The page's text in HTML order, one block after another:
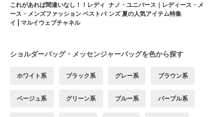
これがあれば間違いなし！！レディ
ース・メンズファッション ベストバ
イ | マルイウェブチャネル
ナノ・ユニバース｜レディース・メ
ンズ 夏の人気アイテム特集
ショルダーバッグ・メッセンジャーバッグを色から探す
ホワイト系 ブラック系 グレー系 ブラウン系
ベージュ系 グリーン系 ブルー系 パープル系